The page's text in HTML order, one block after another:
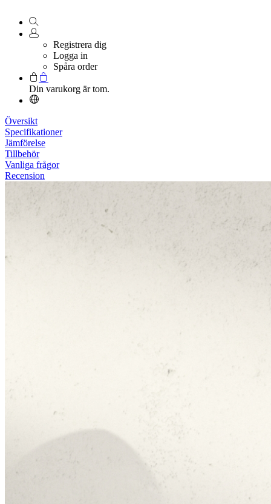
Registrera dig
Logga in
Spåra order
Din varukorg är tom.
Översikt
Specifikationer
Jämförelse
Tillbehör
Vanliga frågor
Recension